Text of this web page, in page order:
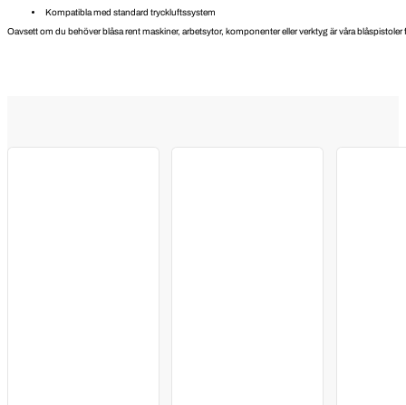
Kompatibla med standard tryckluftssystem
Oavsett om du behöver blåsa rent maskiner, arbetsytor, komponenter eller verktyg är våra